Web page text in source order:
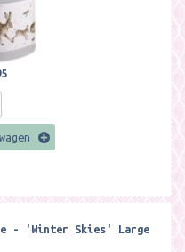
- 'Winter Skies' Large